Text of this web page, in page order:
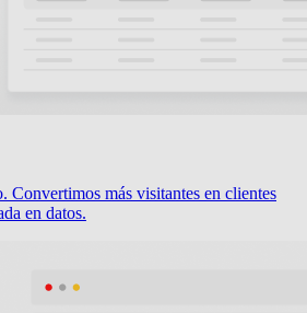
Convertimos más visitantes en clientes
en datos.